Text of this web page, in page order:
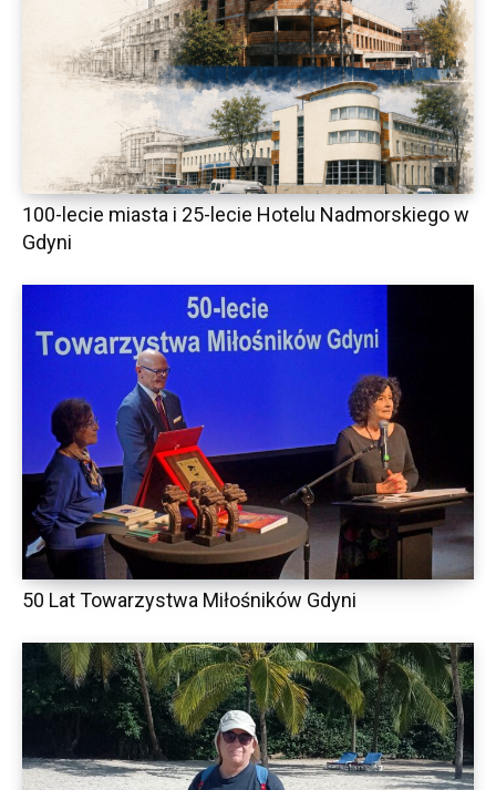
100-lecie miasta i 25-lecie Hotelu Nadmorskiego w
Gdyni
50 Lat Towarzystwa Miłośników Gdyni